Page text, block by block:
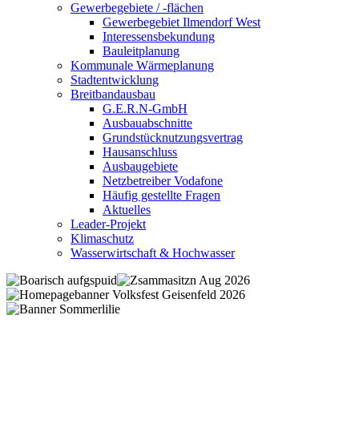
Gewerbegebiete / -flächen
Gewerbegebiet Ilmendorf West
Interessensbekundung
Bauleitplanung
Kommunale Wärmeplanung
Stadtentwicklung
Breitbandausbau
G.E.R.N-GmbH
Ausbauabschnitte
Grundstücknutzungsvertrag
Hausanschluss
Ausbaugebiete
Netzbetreiber Vodafone
Häufig gestellte Fragen
Aktuelles
Leader-Projekt
Klimaschutz
Wasserwirtschaft & Hochwasser